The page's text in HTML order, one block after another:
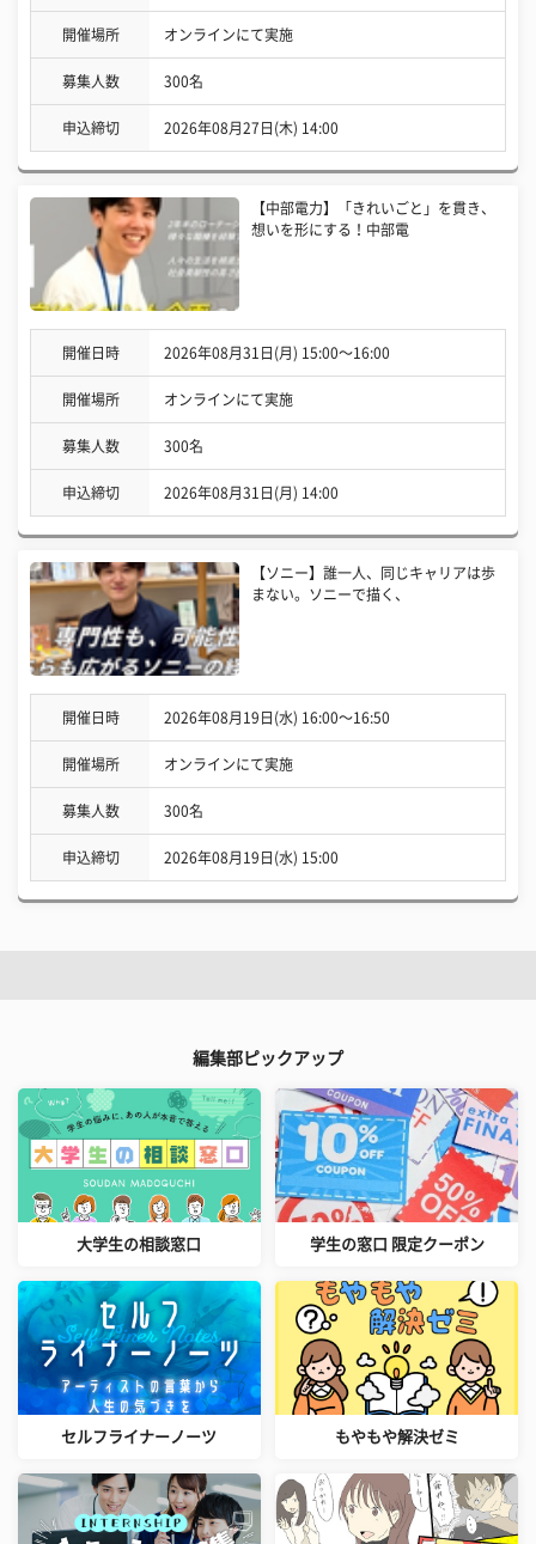
開催場所 オンラインにて実施
募集人数 300名
申込締切 2026年08月27日(木) 14:00
【中部電力】「きれいごと」を貫き、
想いを形にする！中部電
開催日時 2026年08月31日(月) 15:00〜16:00
開催場所 オンラインにて実施
募集人数 300名
申込締切 2026年08月31日(月) 14:00
【ソニー】誰一人、同じキャリアは歩
まない。ソニーで描く、
開催日時 2026年08月19日(水) 16:00〜16:50
開催場所 オンラインにて実施
募集人数 300名
申込締切 2026年08月19日(水) 15:00
編集部ピックアップ
大学生の相談窓口 学生の窓口 限定クーポン
セルフライナーノーツ もやもや解決ゼミ